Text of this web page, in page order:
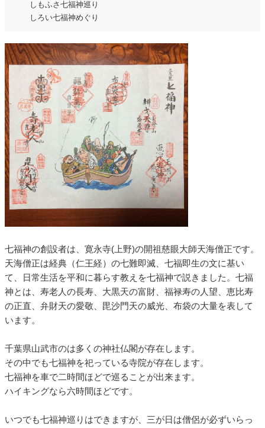
しもふさ七福神巡り
しろい七福神めぐり
七福神の創設者は、寛永寺(上野)の開祖慈眼大師天海僧正です。
天海僧正は経典（仁王経）の七難即滅、七福即生の文に基い
て、日常生活を平和に暮らす教えを七福神で説きました。七福
神とは、寿老人の長寿、大黒天の富財、福禄寿の人望、恵比寿
の正直、弁財天の愛敬、毘沙門天の威光、布袋の大量を表して
います。
千葉県山武市のは多くの神社仏閣が存在します。
その中でも七福神を祀っている寺院が存在します。
七福神を車で二時間ほどで巡ることが出来ます。
ハイキングなら六時間ほどです。
いつでも七福神巡りはできますが、三が日は僧侶が必ずいらっ